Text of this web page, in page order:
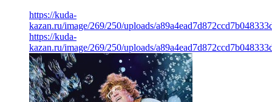
https://kuda-
kazan.ru/image/269/250/uploads/
https://kuda-
kazan.ru/image/269/250/uploads/